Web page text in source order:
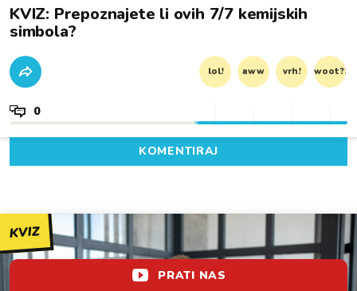
KVIZ: Prepoznajete li ovih 7/7 kemijskih
simbola?
lol! aww vrh! woot?!
0
KOMENTIRAJ
KVIZ
PRATI NAS